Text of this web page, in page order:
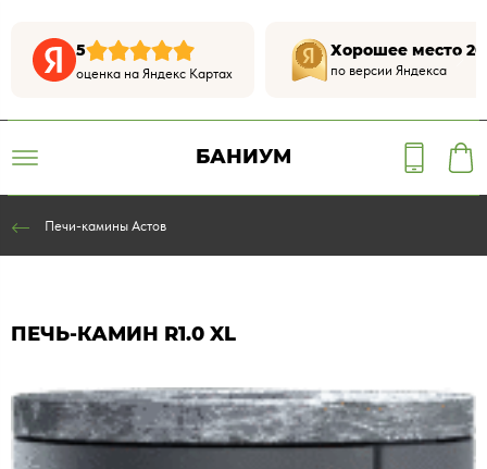
5
оценка на Яндекс Картах
Хорошее место
по версии Яндекса
БАНИУМ
Печи-камины Астов
ПЕЧЬ-КАМИН R1.0 XL